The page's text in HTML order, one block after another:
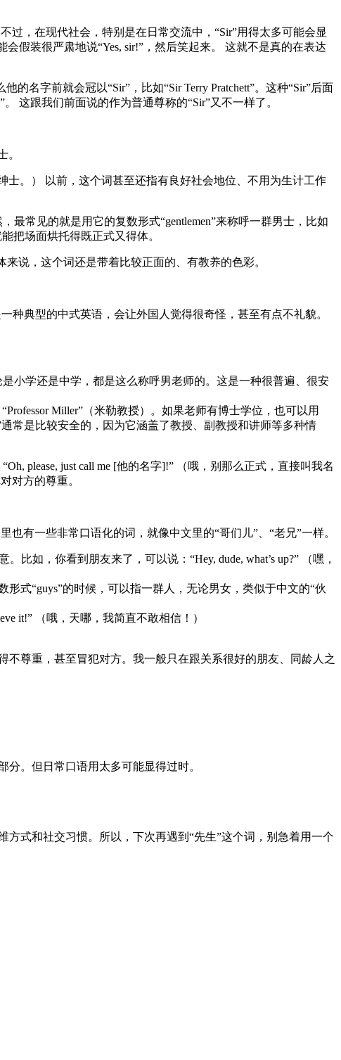
过，在现代社会，特别是在日常交流中，“Sir”用得太多可能会显
假装很严肃地说“Yes, sir!”，然后笑起来。 这就不是真的在表达
名字前就会冠以“Sir”，比如“Sir Terry Pratchett”。这种“Sir”后面
这跟我们前面说的作为普通尊称的“Sir”又不一样了。
。
士。） 以前，这个词甚至还指有良好社会地位、不用为生计工作
最常见的就是用它的复数形式“gentlemen”来称呼一群男士，比如
把场面烘托得既正式又得体。
说，这个词还是带着比较正面的、有教养的色彩。
种典型的中式英语，会让外国人觉得很奇怪，甚至有点不礼貌。
小学还是中学，都是这么称呼男老师的。这是一种很普遍、很安
Miller”（米勒教授）。如果老师有博士学位，也可以用
常是比较安全的，因为它涵盖了教授、副教授和讲师等多种情
please, just call me [他的名字]!” （哦，别那么正式，直接叫我名
对方的尊重。
有一些非常口语化的词，就像中文里的“哥们儿”、“老兄”一样。
如，你看到朋友来了，可以说：“Hey, dude, what’s up?” （嘿，
形式“guys”的时候，可以指一群人，无论男女，类似于中文的“伙
it!” （哦，天哪，我简直不敢相信！）
尊重，甚至冒犯对方。我一般只在跟关系很好的朋友、同龄人之
。但日常口语用太多可能显得过时。
式和社交习惯。所以，下次再遇到“先生”这个词，别急着用一个